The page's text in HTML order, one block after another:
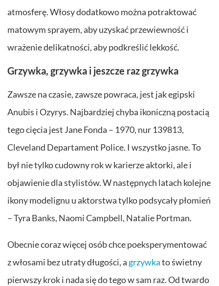
atmosferę. Włosy dodatkowo można potraktować
matowym sprayem, aby uzyskać przewiewność i
wrażenie delikatności, aby podkreślić lekkość.
Grzywka, grzywka i jeszcze raz grzywka
Zawsze na czasie, zawsze powraca, jest jak egipski
Anubis i Ozyrys. Najbardziej chyba ikoniczną postacią
tego cięcia jest Jane Fonda – 1970, nur 139813,
Cleveland Departament Police. I wszystko jasne. To
był nie tylko cudowny rok w karierze aktorki, ale i
objawienie dla stylistów. W następnych latach kolejne
ikony modelignu u aktorstwa tylko podsycały płomień
– Tyra Banks, Naomi Campbell, Natalie Portman.
Obecnie coraz więcej osób chce poeksperymentować
z włosami bez utraty długości, a grzywkato świetny
pierwszy krok i nada się do tego w sam raz. Od twardo